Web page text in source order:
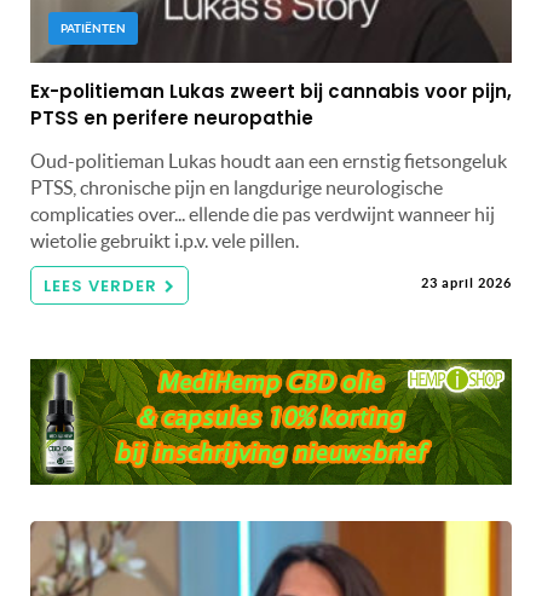
PATIËNTEN
Ex-politieman Lukas zweert bij cannabis voor pijn,
PTSS en perifere neuropathie
Oud-politieman Lukas houdt aan een ernstig fietsongeluk
PTSS, chronische pijn en langdurige neurologische
complicaties over... ellende die pas verdwijnt wanneer hij
wietolie gebruikt i.p.v. vele pillen.
LEES VERDER 23 april 2026